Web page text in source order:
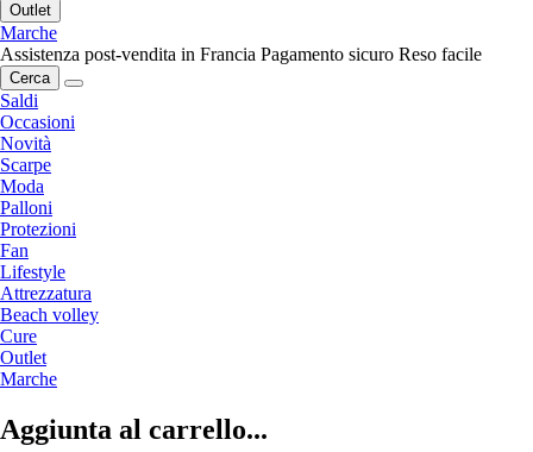
Outlet
Marche
Assistenza post-vendita in Francia Pagamento sicuro Reso facile
Cerca
Saldi
Occasioni
Novità
Scarpe
Moda
Palloni
Protezioni
Fan
Lifestyle
Attrezzatura
Beach volley
Cure
Outlet
Marche
Aggiunta al carrello...